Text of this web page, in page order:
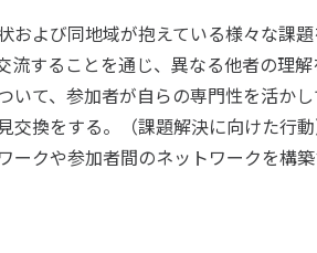
および同地域が抱えている様々な課題
流することを通じ、異なる他者の理
いて、参加者が自らの専門性を活か
換をする。（課題解決に向けた行動
ークや参加者間のネットワークを構